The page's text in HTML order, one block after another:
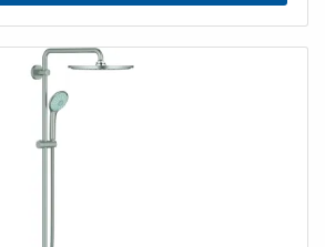
Massage (27 221 000), ajustable en
DreamSpray® jet parfait uniforme
chrome éclatant et durable - Grohe
thermostatique quasi-instantanée -
au chauffe-eau instantané à partir de